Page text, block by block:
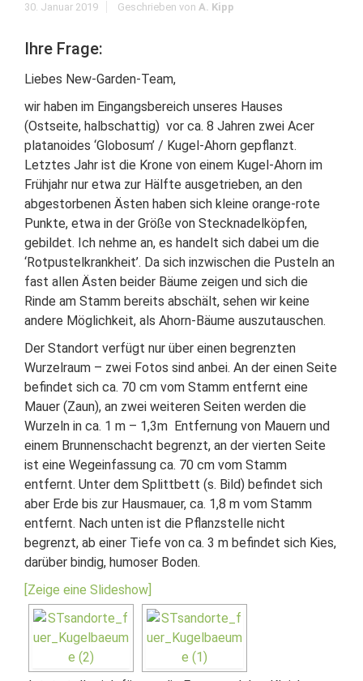
30. Januar 2019 Geschrieben von A. Kipp
Ihre Frage:
Liebes New-Garden-Team,
wir haben im Eingangsbereich unseres Hauses
(Ostseite, halbschattig) vor ca. 8 Jahren zwei Acer
platanoides ‘Globosum’ / Kugel-Ahorn gepflanzt.
Letztes Jahr ist die Krone von einem Kugel-Ahorn im
Frühjahr nur etwa zur Hälfte ausgetrieben, an den
abgestorbenen Ästen haben sich kleine orange-rote
Punkte, etwa in der Größe von Stecknadelköpfen,
gebildet. Ich nehme an, es handelt sich dabei um die
‘Rotpustelkrankheit’. Da sich inzwischen die Pusteln an
fast allen Ästen beider Bäume zeigen und sich die
Rinde am Stamm bereits abschält, sehen wir keine
andere Möglichkeit, als Ahorn-Bäume auszutauschen.
Der Standort verfügt nur über einen begrenzten
Wurzelraum – zwei Fotos sind anbei. An der einen Seite
befindet sich ca. 70 cm vom Stamm entfernt eine
Mauer (Zaun), an zwei weiteren Seiten werden die
Wurzeln in ca. 1 m – 1,3m Entfernung von Mauern und
einem Brunnenschacht begrenzt, an der vierten Seite
ist eine Wegeinfassung ca. 70 cm vom Stamm
entfernt. Unter dem Splittbett (s. Bild) befindet sich
aber Erde bis zur Hausmauer, ca. 1,8 m vom Stamm
entfernt. Nach unten ist die Pflanzstelle nicht
begrenzt, ab einer Tiefe von ca. 3 m befindet sich Kies,
darüber bindig, humoser Boden.
[Zeige eine Slideshow]